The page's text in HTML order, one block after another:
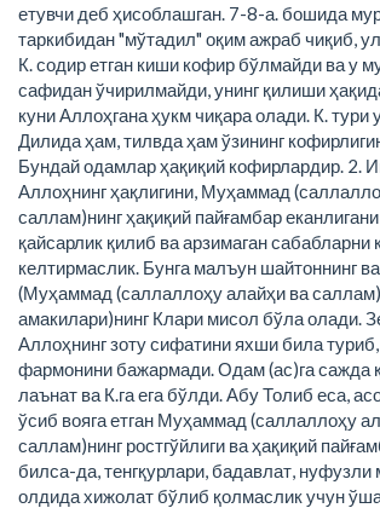
етувчи деб ҳисоблашган. 7-8-а. бошида
таркибидан "мўтадил" оқим ажраб чиқиб,
К. содир етган киши кофир бўлмайди ва у
сафидан ўчирилмайди, унинг қилиши
куни Аллоҳгана ҳукм чиқара олади. К. тури
Дилида ҳам, тилвда ҳам ўзининг
Бундай одамлар ҳақиқий кофирлардир. 2.
Аллоҳнинг ҳақлигини, Муҳаммад
саллам)нинг ҳақиқий пайғамбар
қайсарлик қилиб ва арзимаган сабабларни
келтирмаслик. Бунга малъун шайтоннинг
(Муҳаммад (саллаллоҳу алайҳи ва
амакилари)нинг Клари мисол бўла олади.
Аллоҳнинг зоту сифатини яхши била туриб,
фармонини бажармади. Одам (ас)га сажда
лаънат ва К.га ега бўлди. Абу Толиб еса,
ўсиб вояга етган Муҳаммад (саллаллоҳу
саллам)нинг ростгўйлиги ва ҳақиқий
билса-да, тенгқурлари, бадавлат,
олдида хижолат бўлиб қолмаслик учун